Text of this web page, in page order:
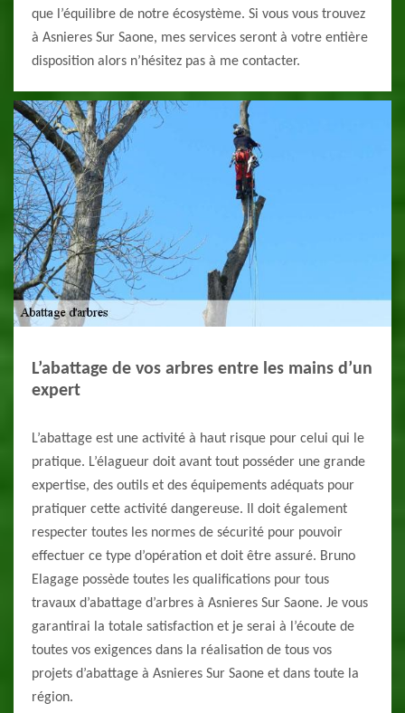
que l’équilibre de notre écosystème. Si vous vous trouvez
à Asnieres Sur Saone, mes services seront à votre entière
disposition alors n’hésitez pas à me contacter.
L’abattage de vos arbres entre les mains d’un
expert
L’abattage est une activité à haut risque pour celui qui le
pratique. L’élagueur doit avant tout posséder une grande
expertise, des outils et des équipements adéquats pour
pratiquer cette activité dangereuse. Il doit également
respecter toutes les normes de sécurité pour pouvoir
effectuer ce type d’opération et doit être assuré. Bruno
Elagage possède toutes les qualifications pour tous
travaux d’abattage d’arbres à Asnieres Sur Saone. Je vous
garantirai la totale satisfaction et je serai à l’écoute de
toutes vos exigences dans la réalisation de tous vos
projets d’abattage à Asnieres Sur Saone et dans toute la
région.